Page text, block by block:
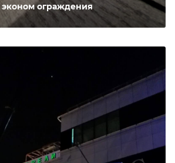
эконом ограждения